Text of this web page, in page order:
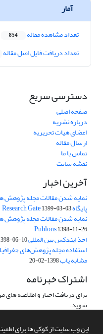
این وب سایت از کوکی ها برای
آمار
تعداد مشاهده مقاله 854
تعداد دریافت فایل اصل مقاله
دسترسی سریع
صفحه اصلی
درباره نشریه
اعضای هیات تحریریه
ارسال مقاله
تماس با ما
نقشه سایت
آخرین اخبار
نمایه شدن مقالات مجله پژوهش
پایگاه Research Gate1399-03-03
نمایه شدن مقالات مجله پژوهش
Publons1398-11-26
اخذ ایندکس بین المللی ResearchBib06-10
استفاده مجله پژوهش‌های
مشابه یاب1398-02-20
اشتراک خبرنامه
برای دریافت اخبار و اطلاعیه
شوید.